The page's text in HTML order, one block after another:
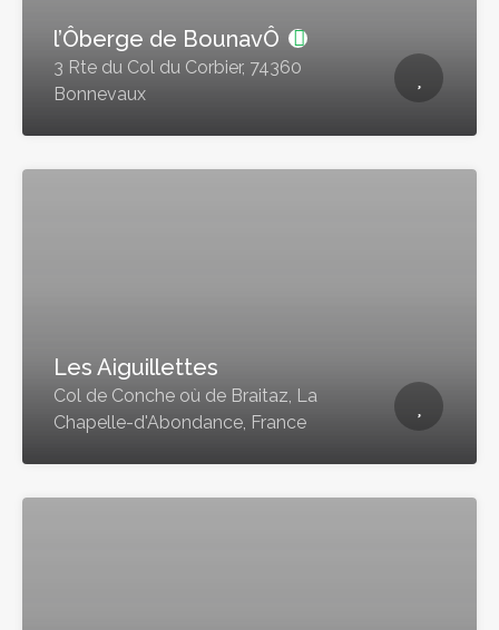
l’Ôberge de BounavÔ
3 Rte du Col du Corbier, 74360
Bonnevaux
Les Aiguillettes
Col de Conche où de Braitaz, La
Chapelle-d'Abondance, France